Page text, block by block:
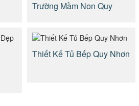
Trường Mầm Non Quy
Thiết Kế Tủ Bếp Quy Nhơn